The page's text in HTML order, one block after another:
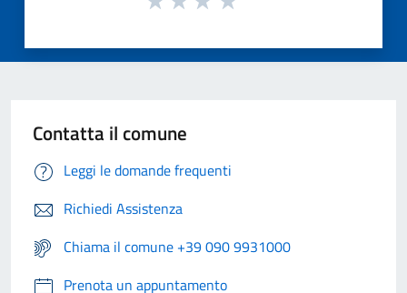
Contatta il comune
Leggi le domande frequenti
Richiedi Assistenza
Chiama il comune +39 090 9931000
Prenota un appuntamento